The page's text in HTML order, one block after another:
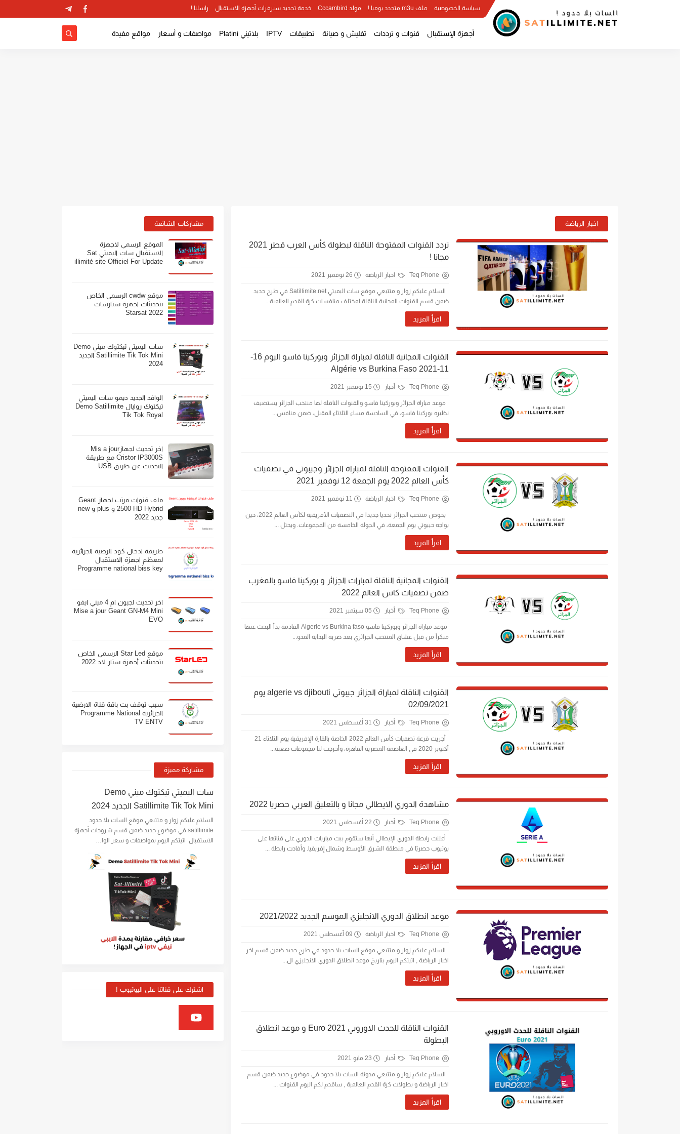
سياسة الخصوصية ملف m3u متجدد يوميا ! مولد Cccambird خدمة تجديد سيرفرات أجهزة الاستقبال راسلنا !
أجهزة الإستقبال قنوات و ترددات تفليش و صيانة تطبيقات IPTV بلاتيني Platini مواصفات و أسعار مواقع مفيدة
اخبار الرياضة
تردد القنوات المفتوحة الناقلة لبطولة كأس العرب قطر 2021
مجانا !
Teq Phone اخبار الرياضة 26 نوفمبر 2021
السلام عليكم زوار و متتبعي موقع سات اليميتي Satillimite.net في طرح جديد
ضمن قسم القنوات المجانية الناقلة لمختلف منافسات كرة القدم العالمية...
اقرأ المزيد
القنوات المجانية الناقلة لمباراة الجزائر وبوركينا فاسو اليوم 16-
11-2021 Algérie vs Burkina Faso
Teq Phone أخبار 15 نوفمبر 2021
موعد مباراة الجزائر وبوركينا فاسو والقنوات الناقلة لها منتخب الجزائر يستضيف
نظيره بوركينا فاسو، في السادسة مساء الثلاثاء المقبل، ضمن منافس...
اقرأ المزيد
القنوات المفتوحة الناقلة لمباراة الجزائر وجيبوتي في تصفيات
كأس العالم 2022 يوم الجمعة 12 نوفمبر 2021
Teq Phone اخبار الرياضة 11 نوفمبر 2021
يخوض منتخب الجزائر تحديا جديدا في التصفيات الأفريقية لكأس العالم 2022، حين
يواجه حيبوتي يوم الجمعة، في الجولة الخامسة من المجموعات. ويحتل ...
اقرأ المزيد
القنوات المجانية الناقلة لمبارات الجزائر و بوركينا فاسو بالمغرب
ضمن تصفيات كاس العالم 2022
Teq Phone أخبار 05 سبتمبر 2021
موعد مباراة الجزائر وبوركينا فاسو Algerie vs Burkina faso القادمة بدأ البحث عنها
مبكراً من قبل عشاق المنتخب الجزائري بعد ضربة البداية المدو...
اقرأ المزيد
القنوات الناقلة لمباراة الجزائر جيبوتي algerie vs djibouti يوم
02/09/2021
Teq Phone أخبار 31 أغسطس 2021
أجريت قرعة تصفيات كأس العالم 2022 الخاصة بالقارة الإفريقية يوم الثلاثاء 21
أكتوبر 2020 في العاصمة المصرية القاهرة، وأخرجت لنا مجموعات صعبة...
اقرأ المزيد
مشاهدة الدوري الايطالي مجانا و بالتعليق العربي حصريا 2022
Teq Phone أخبار 22 أغسطس 2021
أعلنت رابطة الدوري الإيطالي أنها ستقوم ببث مباريات الدوري على قناتها على
يوتيوب حصريًا في منطقة الشرق الأوسط وشمال إفريقيا. وأفادت رابطة ...
اقرأ المزيد
موعد انطلاق الدوري الانجليزي الموسم الجديد 2021/2022
Teq Phone اخبار الرياضة 09 أغسطس 2021
السلام عليكم زوار و متتبعي موقع السات بلا حدود في طرح جديد ضمن قسم اخر
اخبار الرياضة , اتيتكم اليوم بتاريخ موعد انطلاق الدوري الانجليزي ال...
اقرأ المزيد
القنوات الناقلة للحدث الاوروبي Euro 2021 و موعد انطلاق
البطولة
Teq Phone أخبار 23 مايو 2021
السلام عليكم زوار و متتبعي مدونة السات بلا حدود في موضوع جديد ضمن قسم
اخبار الرياضة و بطولات كرة القدم العالمية , ساقدم لكم اليوم القنوات ...
اقرأ المزيد
مشاركات الشائعة
الموقع الرسمي لاجهزة
الاستقبال سات اليميتي Sat
illimité site Officiel For Update
موقع cwdw الرسمي الخاص
بتحديثات اجهزة ستارسات
Starsat 2022
سات اليميتي تيكتوك ميني Demo
Satillimite Tik Tok Mini الجديد
2024
الوافد الجديد ديمو سات اليميتي
تيكتوك روايال Demo Satillimite
Tik Tok Royal
اخر تحديث لجهازMis a jour
Cristor IP3000S مع طريقة
التحديث عن طريق USB
ملف قنوات مرتب لجهاز Geant
2500 HD Hybrid و plus و new
جديد 2022
طريقة ادخال كود الرضية الجزائرية
لمعظم اجهزة الاستقبال
Programme national biss key
اخر تحديث لجيون ام 4 ميني ايفو
Mise a jour Geant GN-M4 Mini
EVO
موقع Star Led الرسمي الخاص
بتحديثات أجهزة ستار لاد 2022
سبب توقف بث باقة قناة الارضية
الجزائرية Programme National
TV ENTV
مشاركة مميزة
سات اليميتي تيكتوك ميني Demo
Satillimite Tik Tok Mini الجديد 2024
السلام عليكم زوار و متتبعي موقع السات بلا حدود
satillimite في موضوع جديد ضمن قسم شروحات أجهزة
الاستقبال اتيتكم اليوم بمواصفات و سعر الوا…
اشترك على قناتنا على اليوتيوب !